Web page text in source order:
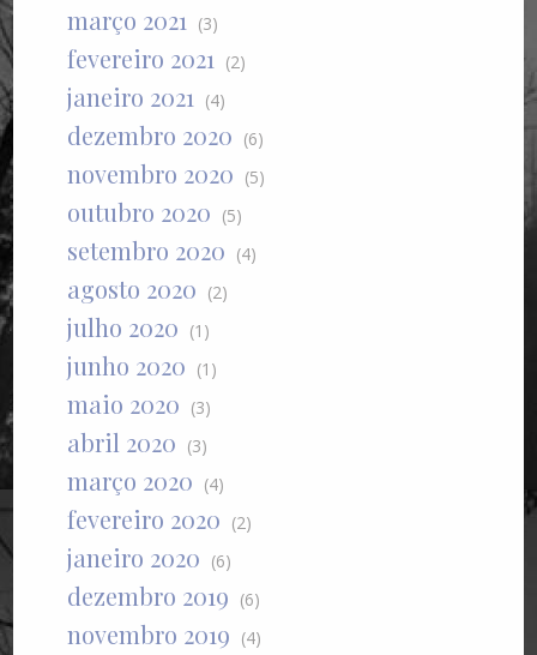
março 2021 (3)
fevereiro 2021 (2)
janeiro 2021 (4)
dezembro 2020 (6)
novembro 2020 (5)
outubro 2020 (5)
setembro 2020 (4)
agosto 2020 (2)
julho 2020 (1)
junho 2020 (1)
maio 2020 (3)
abril 2020 (3)
março 2020 (4)
fevereiro 2020 (2)
janeiro 2020 (6)
dezembro 2019 (6)
novembro 2019 (4)